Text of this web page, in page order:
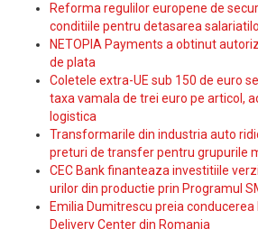
Reforma regulilor europene de
conditiile pentru detasarea
NETOPIA Payments a obtinut
de plata
Coletele extra-UE sub 150 de euro
taxa vamala de trei euro pe articol,
logistica
Transformarile din industria auto
preturi de transfer pentru grupurile
CEC Bank finanteaza investitiile
urilor din productie prin Programul
Emilia Dumitrescu preia
Delivery Center din Romania